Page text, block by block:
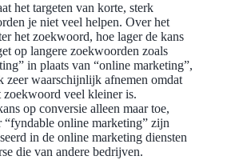
het targeten van korte, sterk
je niet veel helpen. Over het
het zoekwoord, hoe lager de kans
op langere zoekwoorden zoals
in plaats van “online marketing”,
zeer waarschijnlijk afnemen omdat
veel kleiner is.
op conversie alleen maar toe,
“fyndable online marketing” zijn
in de online marketing diensten
die van andere bedrijven.